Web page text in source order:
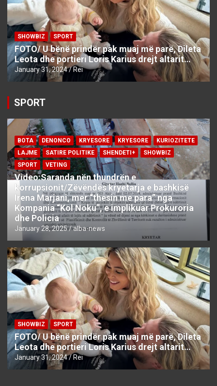
SHOWBIZ SPORT
FOTO/ U bënë prindër pak muaj më parë, Dileta
Leota dhe portieri Loris Karius drejt altarit…
January 31, 2024 Rei
SPORT
BOTA DENONCO KRYESORE KRYESORE
KURIOZITETE
LAJME
SATIRE POLITIKE SHENDETI+
SHOWBIZ
SPORT
VETING
Video:Saranda nën thundrën e
korrupsionit/Zëvëndës kryetarja e bashkisë
Irena Marjani, mer “thesin me para” nga
Kompania “Kol Noku”, e implikuar Prokuroria
dhe Policia
January 28, 2025 alba-news
SHOWBIZ SPORT
FOTO/ U bënë prindër pak muaj më parë, Dileta
Leota dhe portieri Loris Karius drejt altarit…
January 31, 2024 Rei